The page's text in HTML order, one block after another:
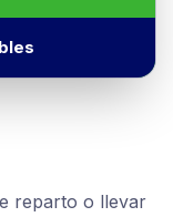
reparto o llevar